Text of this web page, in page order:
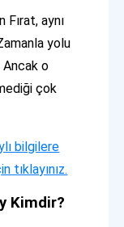
Fırat, aynı
yolu
Ancak o
çok
bilgilere
tıklayınız.
Kimdir?